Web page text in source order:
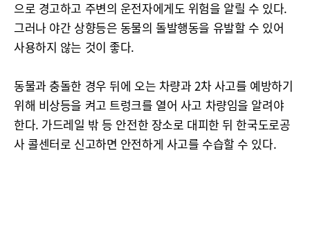
으로 경고하고 주변의 운전자에게도 위험을 알릴 수 있다.
그러나 야간 상향등은 동물의 돌발행동을 유발할 수 있어
사용하지 않는 것이 좋다.
동물과 충돌한 경우 뒤에 오는 차량과 2차 사고를 예방하기
위해 비상등을 켜고 트렁크를 열어 사고 차량임을 알려야
한다. 가드레일 밖 등 안전한 장소로 대피한 뒤 한국도로공
사 콜센터로 신고하면 안전하게 사고를 수습할 수 있다.